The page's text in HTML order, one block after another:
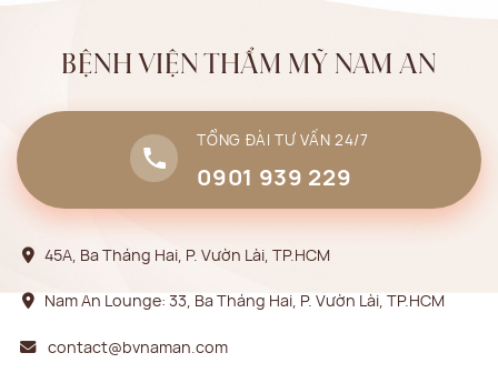
BỆNH VIỆN THẨM MỸ NAM AN
TỔNG ĐÀI TƯ VẤN 24/7
0901 939 229
45A, Ba Tháng Hai, P. Vườn Lài, TP.HCM
Nam An Lounge: 33, Ba Tháng Hai, P. Vườn Lài, TP.HCM
contact@bvnaman.com